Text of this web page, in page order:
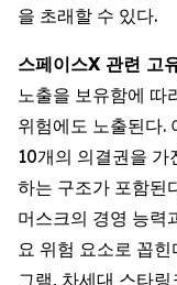
을 초래할 수 있다.
스페이스X 관련 고
노출을 보유함에 따
위험에도 노출된다.
10개의 의결권을 가
하는 구조가 포함된
머스크의 경영 능력
요 위험 요소로 꼽
그램, 차세대 스타